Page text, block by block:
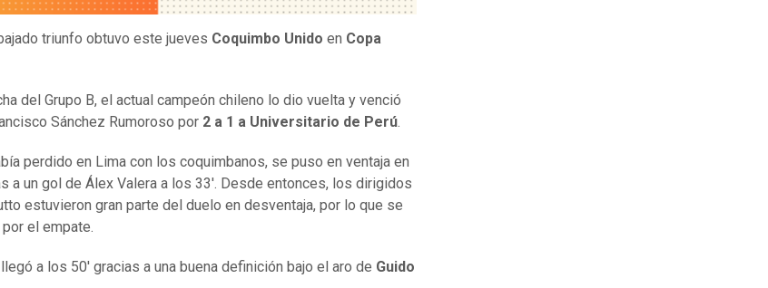
triunfo obtuvo este jueves Coquimbo Unido en Copa
del Grupo B, el actual campeón chileno lo dio vuelta y venció
Sánchez Rumoroso por 2 a 1 a Universitario de Perú.
perdido en Lima con los coquimbanos, se puso en ventaja en
a un gol de Álex Valera a los 33'. Desde entonces, los dirigidos
estuvieron gran parte del duelo en desventaja, por lo que se
el empate.
a los 50' gracias a una buena definición bajo el aro de Guido